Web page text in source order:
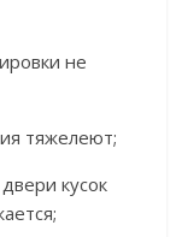
не
тяжелеют;
кусок